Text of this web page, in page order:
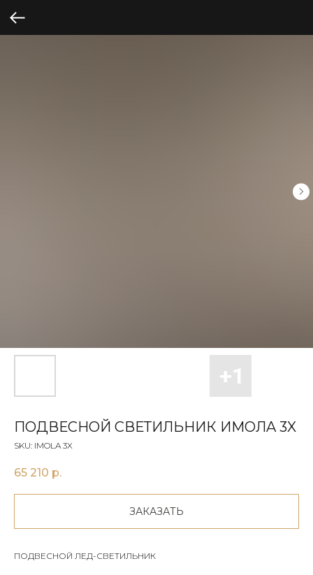
ПОДВЕСНОЙ СВЕТИЛЬНИК ИMOЛA 3X
SKU: IMOLA 3X
65 210 р.
ЗАКАЗАТЬ
ПОДВЕСНОЙ ЛЕД-СВЕТИЛЬНИК